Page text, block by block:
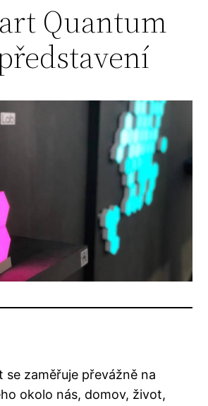
Quantum
se zaměřuje převážně na
okolo nás, domov, život,